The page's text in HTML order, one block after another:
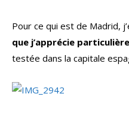
Pour ce qui est de Madrid,
que j’apprécie
testée dans la capitale